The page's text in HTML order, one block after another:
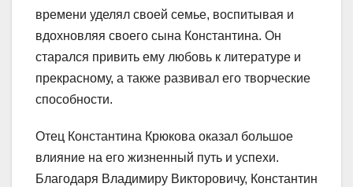
времени уделял своей семье, воспитывая и
вдохновляя своего сына Константина. Он
старался привить ему любовь к литературе и
прекрасному, а также развивал его творческие
способности.
Отец Константина Крюкова оказал большое
влияние на его жизненный путь и успехи.
Благодаря Владимиру Викторовичу, Константин